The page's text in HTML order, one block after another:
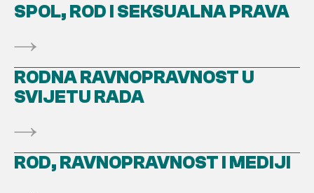
SPOL, ROD I SEKSUALNA PRAVA
RODNA RAVNOPRAVNOST U
SVIJETU RADA
ROD, RAVNOPRAVNOST I MEDIJI